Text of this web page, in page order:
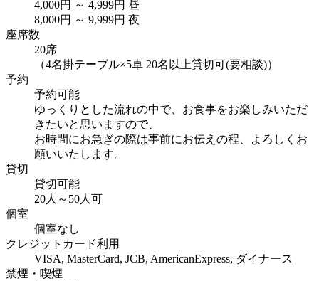
4,000円 ～ 4,999円 昼
8,000円 ～ 9,999円 夜
座席数
20席
（4名掛テーブル×5卓 20名以上貸切可(要相談)）
予約
予約可能
ゆっくりとした流れの中で、お食事をお楽しみいただ
きたいと思いますので、
お時間にお急ぎの際は事前にお伝えの程、よろしくお
願いいたします。
貸切
貸切可能
20人～50人可
個室
個室なし
クレジットカード利用
VISA, MasterCard, JCB, AmericanExpress, ダイナース
禁煙・喫煙